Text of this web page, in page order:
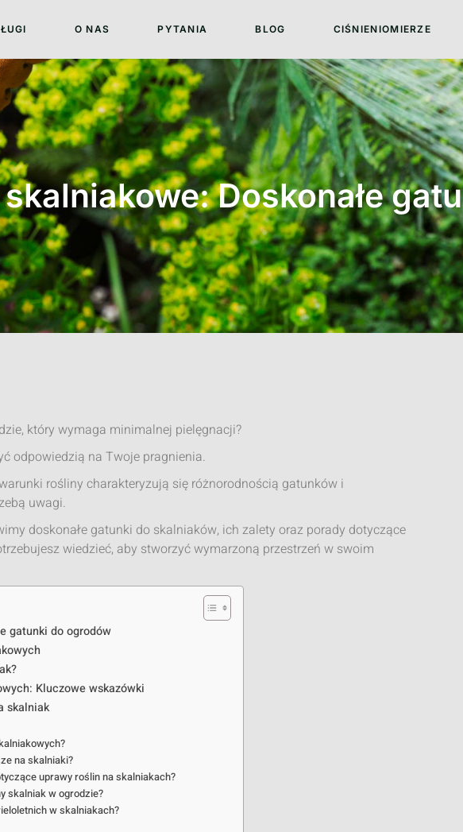
O NAS PYTANIA BLOG CIŚNIENIOMIERZE
Doskonałe
który wymaga minimalnej pielęgnacji?
odpowiedzią na Twoje pragnienia.
rośliny charakteryzują się różnorodnością gatunków i
uwagi.
doskonałe gatunki do skalniaków, ich zalety oraz porady dotyczące
wiedzieć, aby stworzyć wymarzoną przestrzeń w swoim
gatunki do ogrodów
Kluczowe wskazówki
skalniak
na skalniaki?
uprawy roślin na skalniakach?
skalniak w ogrodzie?
w skalniakach?